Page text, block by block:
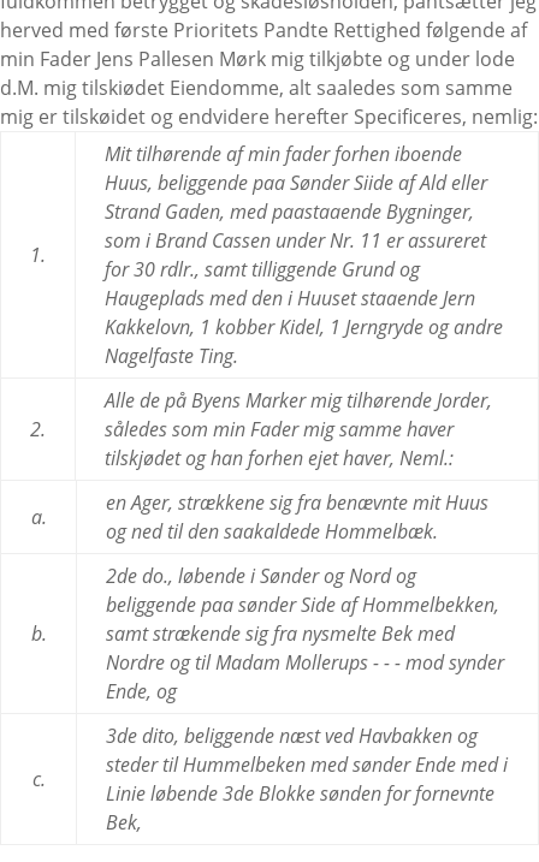
herved med første Prioritets Pandte Rettighed følgende af
min Fader Jens Pallesen Mørk mig tilkjøbte og under lode
d.M. mig tilskiødet Eiendomme, alt saaledes som samme
mig er tilskøidet og endvidere herefter Specificeres, nemlig:
1.
Mit tilhørende af min fader forhen iboende
Huus, beliggende paa Sønder Siide af Ald eller
Strand Gaden, med paastaaende Bygninger,
som i Brand Cassen under Nr. 11 er assureret
for 30 rdlr., samt tilliggende Grund og
Haugeplads med den i Huuset staaende Jern
Kakkelovn, 1 kobber Kidel, 1 Jerngryde og andre
Nagelfaste Ting.
2.
Alle de på Byens Marker mig tilhørende Jorder,
således som min Fader mig samme haver
tilskjødet og han forhen ejet haver, Neml.:
a.
en Ager, strækkene sig fra benævnte mit Huus
og ned til den saakaldede Hommelbæk.
b.
2de do., løbende i Sønder og Nord og
beliggende paa sønder Side af Hommelbekken,
samt strækende sig fra nysmelte Bek med
Nordre og til Madam Mollerups - - - mod synder
Ende, og
c.
3de dito, beliggende næst ved Havbakken og
steder til Hummelbeken med sønder Ende med i
Linie løbende 3de Blokke sønden for fornevnte
Bek,